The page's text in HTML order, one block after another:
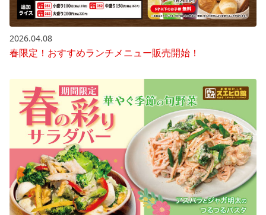
2026.04.08
春限定！おすすめランチメニュー販売開始！